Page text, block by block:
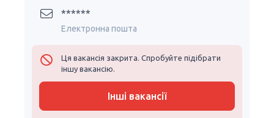
******
Електронна пошта
Ця вакансія закрита. Спробуйте підібрати
іншу вакансію.
Інші вакансії